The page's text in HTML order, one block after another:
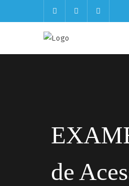
to
de